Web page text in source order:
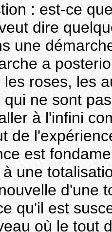
: est-ce
dire
une
a
les roses, les
qui ne sont
à l'infini
de
est
une
d'une
qu'il est
où le tout